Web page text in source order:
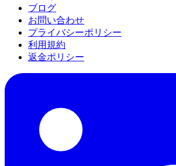
ブログ
お問い合わせ
プライバシーポリシー
利用規約
返金ポリシー